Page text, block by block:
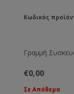
Κωδικός
Γραμμή
€0,00
Σε Απόθεμα